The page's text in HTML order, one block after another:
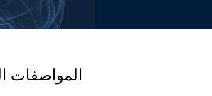
المواصفات